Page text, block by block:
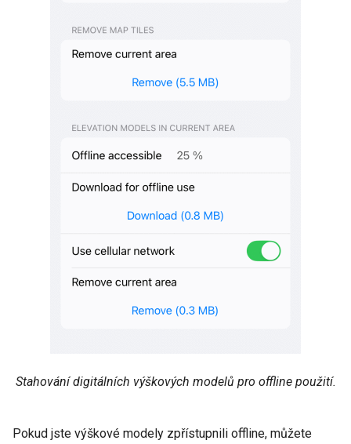
Stahování digitálních výškových modelů pro offline použití.
Pokud jste výškové modely zpřístupnili offline, můžete